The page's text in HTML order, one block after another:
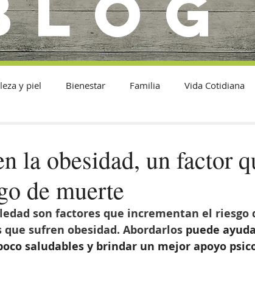
y piel Bienestar Familia Vida Cotidiana
la obesidad, un factor
de muerte
son factores que incrementan el riesgo
sufren obesidad. Abordarlos puede
saludables y brindar un mejor apoyo